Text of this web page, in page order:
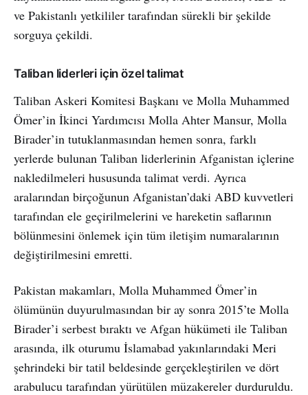
ve Pakistanlı yetkililer tarafından sürekli bir şekilde
sorguya çekildi.
Taliban liderleri için özel talimat
Taliban Askeri Komitesi Başkanı ve Molla Muhammed
Ömer’in İkinci Yardımcısı Molla Ahter Mansur, Molla
Birader’in tutuklanmasından hemen sonra, farklı
yerlerde bulunan Taliban liderlerinin Afganistan içlerine
nakledilmeleri hususunda talimat verdi. Ayrıca
aralarından birçoğunun Afganistan’daki ABD kuvvetleri
tarafından ele geçirilmelerini ve hareketin saflarının
bölünmesini önlemek için tüm iletişim numaralarının
değiştirilmesini emretti.
Pakistan makamları, Molla Muhammed Ömer’in
ölümünün duyurulmasından bir ay sonra 2015’te Molla
Birader’i serbest bıraktı ve Afgan hükümeti ile Taliban
arasında, ilk oturumu İslamabad yakınlarındaki Meri
şehrindeki bir tatil beldesinde gerçekleştirilen ve dört
arabulucu tarafından yürütülen müzakereler durduruldu.